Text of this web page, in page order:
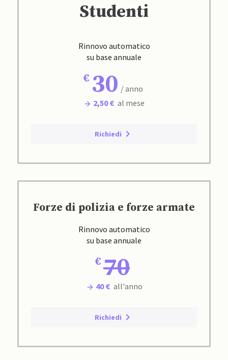
Studenti
Rinnovo automatico
su base annuale
30 / anno
2,50 € al mese
Richiedi
Forze di polizia e forze armate
Rinnovo automatico
su base annuale
70
40 € all'anno
Richiedi